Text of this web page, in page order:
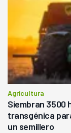
Agricultura
Siembran 3500
transgénica
un semillero